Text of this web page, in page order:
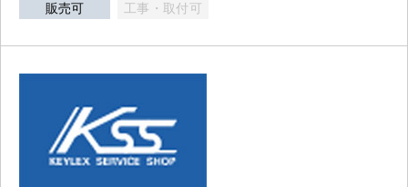
販売可 工事・取付可